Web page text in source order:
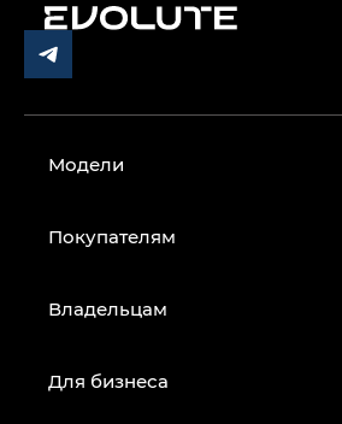
Модели
Покупателям
Владельцам
Для бизнеса